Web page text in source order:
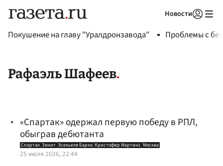
Новости
Покушение на главу "Уралдронзавода" Проблемы с
Рафаэль Шафеев
«Спартак» одержал первую победу в РПЛ,
обыграв дебютанта
Спартак Зенит Эсекьеля Барко Кристофер Мартинс Москва
25 июля 2026, 22:44